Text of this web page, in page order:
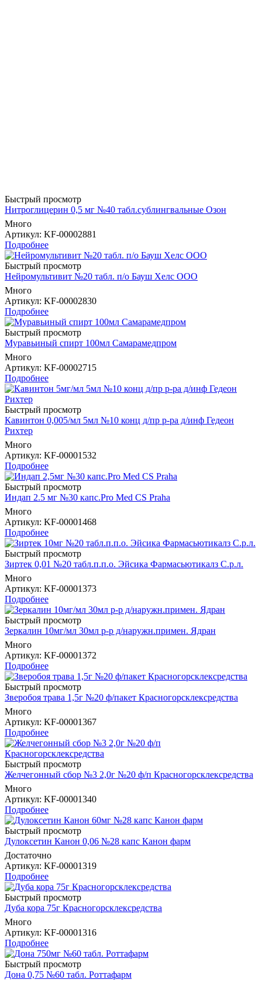
Быстрый просмотр
Нитроглицерин 0,5 мг №40 табл.сублингвальные Озон
Много
Артикул: KF-00002881
Подробнее
Быстрый просмотр
Нейромультивит №20 табл. п/о Бауш Хелс ООО
Много
Артикул: KF-00002830
Подробнее
Быстрый просмотр
Муравьиный спирт 100мл Самарамедпром
Много
Артикул: KF-00002715
Подробнее
Быстрый просмотр
Кавинтон 0,005/мл 5мл №10 конц д/пр р-ра д/инф Гедеон
Рихтер
Много
Артикул: KF-00001532
Подробнее
Быстрый просмотр
Индап 2.5 мг №30 капс.Pro Med CS Praha
Много
Артикул: KF-00001468
Подробнее
Быстрый просмотр
Зиртек 0,01 №20 табл.п.п.о. Эйсика Фармасьютикалз С.р.л.
Много
Артикул: KF-00001373
Подробнее
Быстрый просмотр
Зеркалин 10мг/мл 30мл р-р д/наружн.примен. Ядран
Много
Артикул: KF-00001372
Подробнее
Быстрый просмотр
Зверобоя трава 1,5г №20 ф/пакет Красногорсклексредства
Много
Артикул: KF-00001367
Подробнее
Быстрый просмотр
Желчегонный сбор №3 2,0г №20 ф/п Красногорсклексредства
Много
Артикул: KF-00001340
Подробнее
Быстрый просмотр
Дулоксетин Канон 0,06 №28 капс Канон фарм
Достаточно
Артикул: KF-00001319
Подробнее
Быстрый просмотр
Дуба кора 75г Красногорсклексредства
Много
Артикул: KF-00001316
Подробнее
Быстрый просмотр
Дона 0,75 №60 табл. Роттафарм